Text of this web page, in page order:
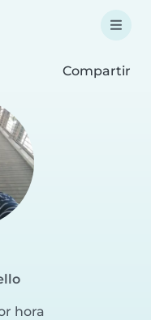
Compartir
hora